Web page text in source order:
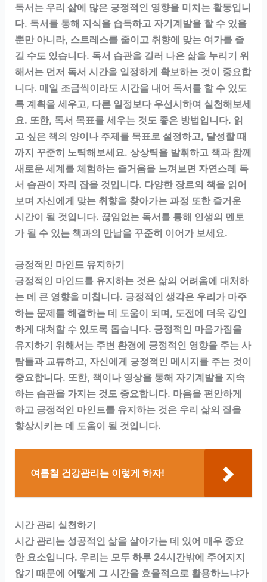
독서는 우리 삶에 많은 긍정적인 영향을 미치는 활동입니
다. 독서를 통해 지식을 습득하고 자기계발을 할 수 있을
뿐만 아니라, 스트레스를 줄이고 취향에 맞는 여가를 즐
길 수도 있습니다. 독서 습관을 길러 나은 삶을 누리기 위
해서는 먼저 독서 시간을 일정하게 확보하는 것이 중요합
니다. 매일 조금씩이라도 시간을 내어 독서를 할 수 있도
록 계획을 세우고, 다른 일정보다 우선시하여 실천해보세
요. 또한, 독서 목표를 세우는 것도 좋은 방법입니다. 읽
고 싶은 책의 양이나 주제를 목표로 설정하고, 달성할 때
까지 꾸준히 노력해보세요. 상상력을 발휘하고 책과 함께
새로운 세계를 체험하는 즐거움을 느껴보면 자연스레 독
서 습관이 자리 잡을 것입니다. 다양한 장르의 책을 읽어
보며 자신에게 맞는 취향을 찾아가는 과정 또한 즐거운
시간이 될 것입니다. 끊임없는 독서를 통해 인생의 멘토
가 될 수 있는 책과의 만남을 꾸준히 이어가 보세요.
긍정적인 마인드 유지하기
긍정적인 마인드를 유지하는 것은 삶의 어려움에 대처하
는 데 큰 영향을 미칩니다. 긍정적인 생각은 우리가 마주
하는 문제를 해결하는 데 도움이 되며, 도전에 더욱 강인
하게 대처할 수 있도록 돕습니다. 긍정적인 마음가짐을
유지하기 위해서는 주변 환경에 긍정적인 영향을 주는 사
람들과 교류하고, 자신에게 긍정적인 메시지를 주는 것이
중요합니다. 또한, 책이나 영상을 통해 자기계발을 지속
하는 습관을 가지는 것도 중요합니다. 마음을 편안하게
하고 긍정적인 마인드를 유지하는 것은 우리 삶의 질을
향상시키는 데 도움이 될 것입니다.
여름철 건강관리는 이렇게 하자!
시간 관리 실천하기
시간 관리는 성공적인 삶을 살아가는 데 있어 매우 중요
한 요소입니다. 우리는 모두 하루 24시간밖에 주어지지
않기 때문에 어떻게 그 시간을 효율적으로 활용하느냐가